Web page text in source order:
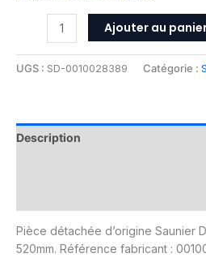
Ajouter au
UGS : SD-0010028389 Catégorie :
Description
Pièce détachée d’origine Saunier
520mm. Référence fabricant :